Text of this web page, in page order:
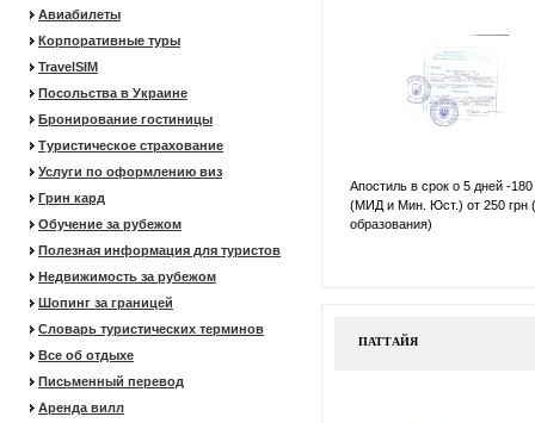
Авиабилеты
Корпоративные туры
TravelSIM
Посольства в Украине
Бронирование гостиницы
Туристическое страхование
Услуги по оформлению виз
Грин кард
Обучение за рубежом
Полезная информация для туристов
Недвижимость за рубежом
Шопинг за границей
Словарь туристических терминов
Все об отдыхе
Письменный перевод
Аренда вилл
Апостиль в срок о 5 дней -180
(МИД и Мин. Юст.) от 250 грн
образования)
ПАТТАЙЯ